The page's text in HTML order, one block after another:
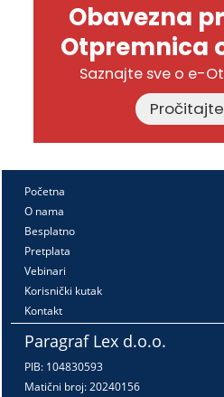
Obavezna
Otpremnica
Saznajte sve o e-
Početna
O nama
Besplatno
Pretplata
Vebinari
Korisnički kutak
Kontakt
Paragraf Lex d.o.o.
PIB: 104830593
Matični broj: 20240156